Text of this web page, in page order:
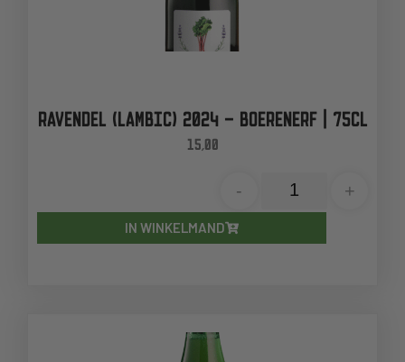
RAVENDEL (LAMBIC) 2024 – BOERENERF | 75CL
15,00
- +
IN WINKELMAND